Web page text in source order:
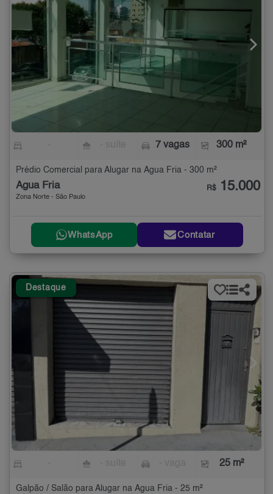
7 vagas 300 m²
Prédio Comercial para Alugar na Água Fria - 300 m²
Água Fria
Zona Norte - São Paulo
R$ 15.000
WhatsApp Contatar
Destaque
25 m²
Galpão / Salão para Alugar na Água Fria - 25 m²